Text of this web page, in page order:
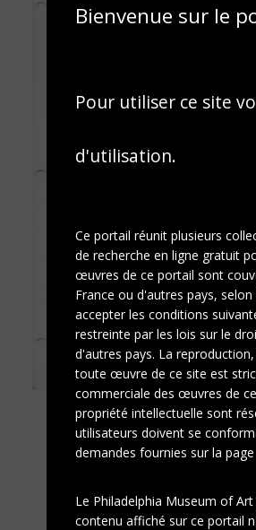
1
Bienvenue sur le
Pour utiliser ce site
d'utilisation.
Ce portail réunit plusieurs
de recherche en ligne gratuit
œuvres de ce portail sont
France ou d'autres pays,
accepter les conditions
restreinte par les lois sur le
d'autres pays. La
toute œuvre de ce site est
commerciale des œuvres de
propriété intellectuelle sont
utilisateurs doivent se
demandes fournies sur la
Le Philadelphia Museum of
contenu affiché sur ce portail